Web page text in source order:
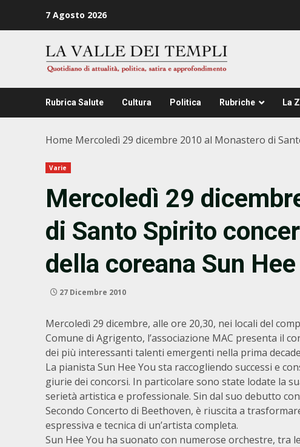
7 Agosto 2026
Rubrica Salute Cultura Politica Rubriche La
Home Mercoledì 29 dicembre 2010 al Monastero di
Varie
Mercoledì 29
di Santo Spirito
della coreana Sun Hee
27 Dicembre 2010
Mercoledì 29 dicembre, alle ore 20,30, nei locali del
Comune di Agrigento, l’associazione MAC presenta il
dei più interessanti talenti emergenti nella prima
La pianista Sun Hee You sta raccogliendo successi e
giurie dei concorsi. In particolare sono state lodate la
serietà artistica e professionale. Sin dal suo debutto
Secondo Concerto di Beethoven, è riuscita a
espressiva e tecnica di un’artista completa.
Sun Hee You ha suonato con numerose orchestre, tra